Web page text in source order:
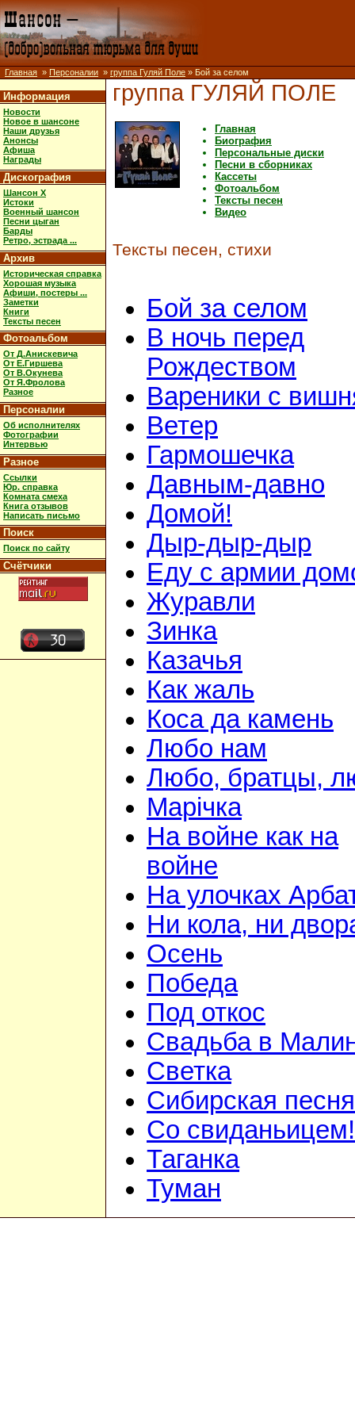
Главная » Персоналии » группа Гуляй Поле » Бой за селом
Информация
Новости
Новое в шансоне
Наши друзья
Анонсы
Афиша
Награды
Дискография
Шансон X
Истоки
Военный шансон
Песни цыган
Барды
Ретро, эстрада ...
Архив
Историческая справка
Хорошая музыка
Афиши, постеры ...
Заметки
Книги
Тексты песен
Фотоальбом
От Д.Анискевича
От Е.Гиршева
От В.Окунева
От Я.Фролова
Разное
Персоналии
Об исполнителях
Фотографии
Интервью
Разное
Ссылки
Юр. справка
Комната смеха
Книга отзывов
Написать письмо
Поиск
Поиск по сайту
Счётчики
группа ГУЛЯЙ ПОЛЕ
Главная
Биография
Персональные диски
Песни в сборниках
Кассеты
Фотоальбом
Тексты песен
Видео
Тексты песен, стихи
Бой за селом
В ночь перед
Рождеством
Вареники с
Ветер
Гармошечка
Давным-давно
Домой!
Дыр-дыр-дыр
Еду с армии
Журавли
Зинка
Казачья
Как жаль
Коса да камень
Любо нам
Любо, братцы,
Марiчка
На войне как на
войне
На улочках
Ни кола, ни
Осень
Победа
Под откос
Свадьба в
Светка
Сибирская песня
Со свиданьицем!
Таганка
Туман